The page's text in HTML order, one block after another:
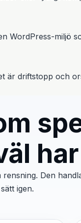
WordPress-miljö
är driftstopp och
Den
igen.